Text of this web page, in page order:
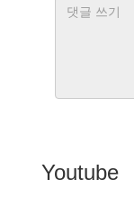
Youtube